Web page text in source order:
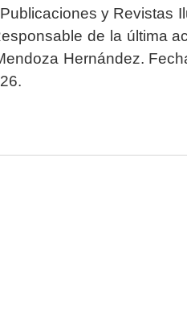
y Revistas
de la última
Hernández.